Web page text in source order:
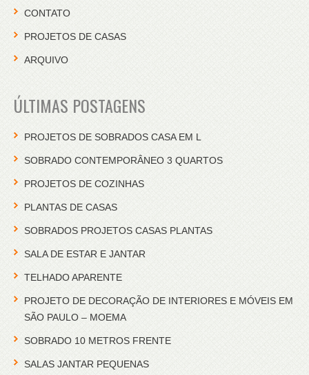
CONTATO
PROJETOS DE CASAS
ARQUIVO
ÚLTIMAS POSTAGENS
PROJETOS DE SOBRADOS CASA EM L
SOBRADO CONTEMPORÂNEO 3 QUARTOS
PROJETOS DE COZINHAS
PLANTAS DE CASAS
SOBRADOS PROJETOS CASAS PLANTAS
SALA DE ESTAR E JANTAR
TELHADO APARENTE
PROJETO DE DECORAÇÃO DE INTERIORES E MÓVEIS EM
SÃO PAULO – MOEMA
SOBRADO 10 METROS FRENTE
SALAS JANTAR PEQUENAS